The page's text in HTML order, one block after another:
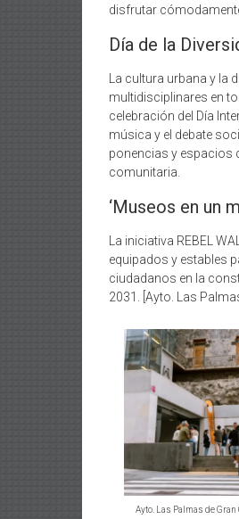
disfrutar
Día de la
La cultura urbana y
multidisciplinares en
celebración del Día
música y el debate
ponencias y espacios
comunitaria.
‘Museos en un
La iniciativa REBEL
equipados y estables
ciudadanos en la
2031. [Ayto. Las
Ayto. Las Palmas de